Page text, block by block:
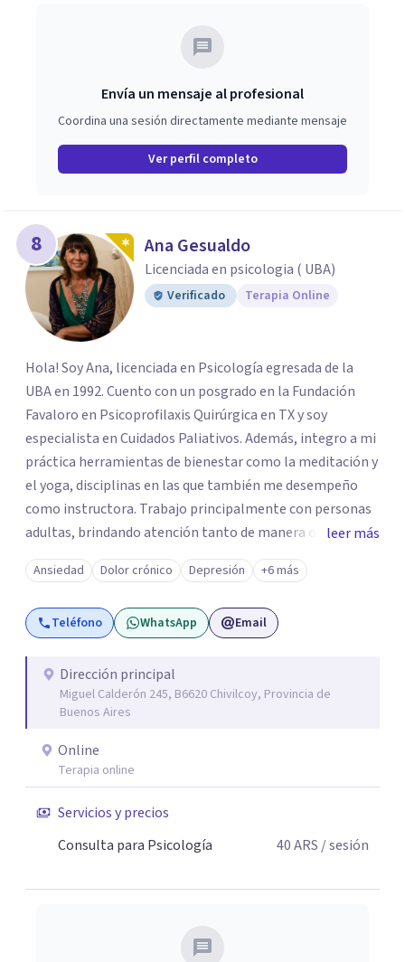
Envía un mensaje al profesional
Coordina una sesión directamente mediante mensaje
Ver perfil completo
8 Ana Gesualdo
Licenciada en psicologia ( UBA)
Verificado Terapia Online
Hola! Soy Ana, licenciada en Psicología egresada de la
UBA en 1992. Cuento con un posgrado en la Fundación
Favaloro en Psicoprofilaxis Quirúrgica en TX y soy
especialista en Cuidados Paliativos. Además, integro a mi
práctica herramientas de bienestar como la meditación y
el yoga, disciplinas en las que también me desempeño
como instructora. Trabajo principalmente con personas
adultas, brindando atención tanto de manera online
como en el consultorio, adaptándome a las necesidades
de cada paciente. Acompaño procesos vinculados a la
ansiedad, la depresión, el estrés, el duelo, el dolor crónico
y distintos momentos vitales que requieren contención,
leer más
Ansiedad Dolor crónico Depresión +6 más
Teléfono WhatsApp Email
Dirección principal
Miguel Calderón 245, B6620 Chivilcoy, Provincia de
Buenos Aires
Online
Terapia online
Servicios y precios
Consulta para Psicología
40ARS / sesión